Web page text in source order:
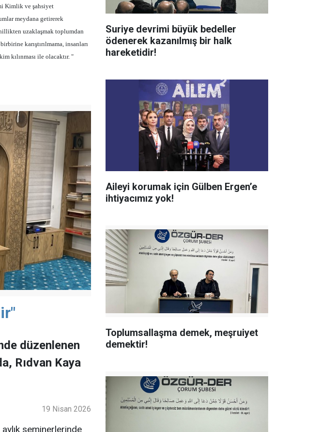
Kimlik ve şahsiyet
meydana getirerek
uzaklaşmak toplumdan
karıştırılmama, insanları
kılınması ile olacaktır. "
düzenlenen
Rıdvan Kaya
19 Nisan 2026
seminerlerinde
Suriye devrimi büyük bedeller
ödenerek kazanılmış bir halk
hareketidir!
Aileyi korumak için Gülben Ergen’e
ihtiyacımız yok!
Toplumsallaşma demek, meşruiyet
demektir!